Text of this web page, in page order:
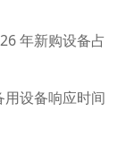
年新购设备占
设备响应时间